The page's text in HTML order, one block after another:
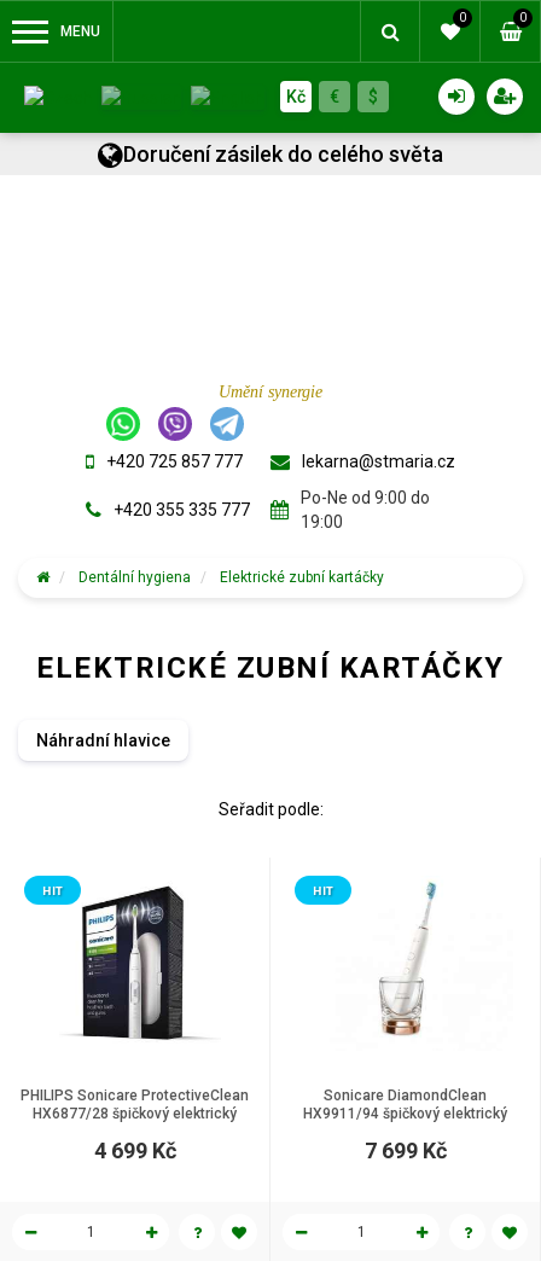
MENU
0 0
Kč € $
Doručení zásilek do celého světa
Umění synergie
+420 725 857 777
+420 355 335 777
lekarna@stmaria.cz
Po-Ne od 9:00 do
19:00
Dentální hygiena Elektrické zubní kartáčky
ELEKTRICKÉ ZUBNÍ KARTÁČKY
Náhradní hlavice
Seřadit podle:
PHILIPS Sonicare ProtectiveClean
HX6877/28 špičkový elektrický
HIT
4 699 Kč
Sonicare DiamondClean
HX9911/94 špičkový elektrický
HIT
7 699 Kč